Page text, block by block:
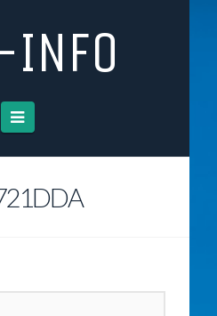
INFO
Navigation